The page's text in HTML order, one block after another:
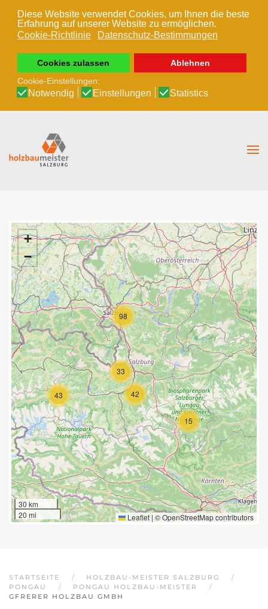
Diese Website verwendet Cookies, um Ihnen die beste
Erfahrung auf unserer Website zu ermöglichen.
Cookie-Richtlinie
Datenschutz-Bestimmungen
Cookies zulassen
Ablehnen
Cookie-Einstellungen:
Notwendig Einstellungen Statistics
Zum Hauptinhalt springen
15
33
42
43
98
+
−
30 km
20 mi
Leaflet | ©OpenStreetMapcontributors
STARTSEITE
HOLZBAU-MEISTER SALZBURG
PONGAU
PONGAU HOLZBAU-MEISTER
GFRERER HOLZBAU GMBH